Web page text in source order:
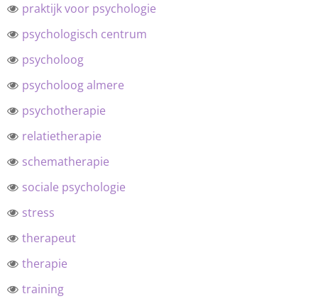
praktijk voor psychologie
psychologisch centrum
psycholoog
psycholoog almere
psychotherapie
relatietherapie
schematherapie
sociale psychologie
stress
therapeut
therapie
training